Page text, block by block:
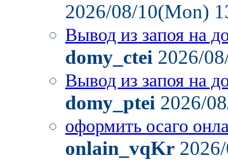
2026/08/10(Mon)
Вывод из запоя на
domy_ctei 2026/
Вывод из запоя на
domy_ptei 2026/
оформить осаго
onlain_vqKr